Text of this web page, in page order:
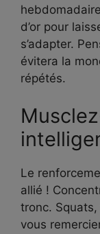
d’or pour
s’adapter.
évitera la
répétés.
Le
allié !
tronc.
vous